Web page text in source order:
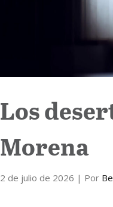
Los
Morena
2 de julio de 2026 | Por